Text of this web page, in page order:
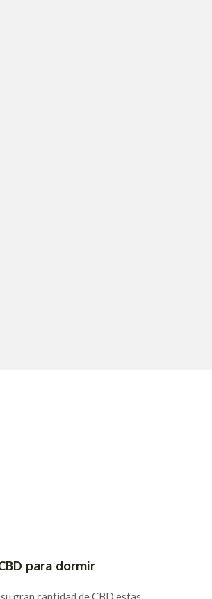
para dormir
gran cantidad de CBD estas